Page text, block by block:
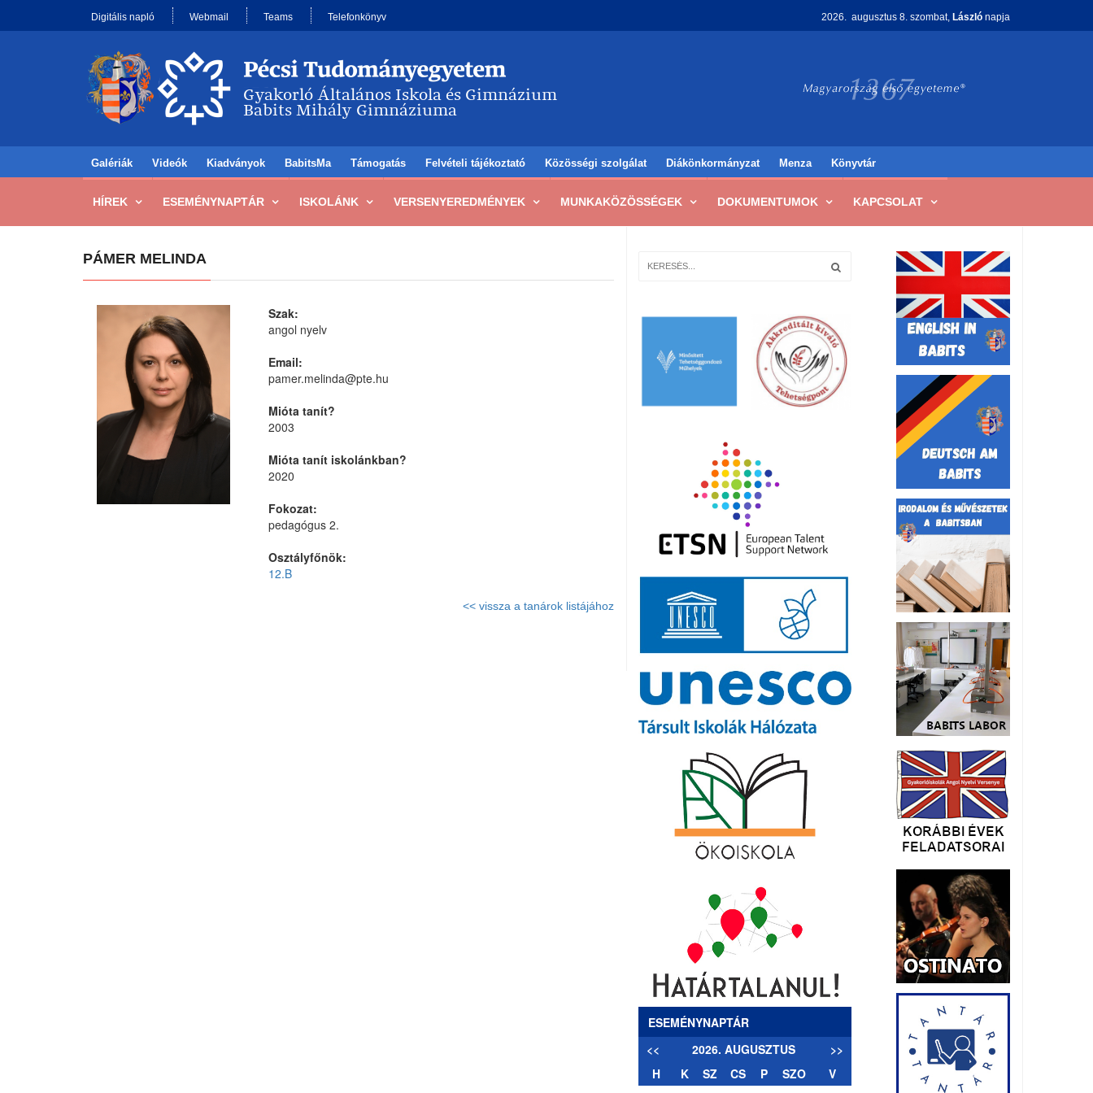
Digitális napló Webmail Teams Telefonkönyv 2026. augusztus 8. szombat, László napja
Galériák Videók Kiadványok BabitsMa Támogatás Felvételi tájékoztató Közösségi szolgálat Diákönkormányzat Menza Könyvtár
HÍREK ESEMÉNYNAPTÁR ISKOLÁNK VERSENYEREDMÉNYEK MUNKAKÖZÖSSÉGEK DOKUMENTUMOK KAPCSOLAT
PÁMER MELINDA
Szak:
angol nyelv
Email:
pamer.melinda@pte.hu
Mióta tanít?
2003
Mióta tanít iskolánkban?
2020
Fokozat:
pedagógus 2.
Osztályfőnök:
12.B
<< vissza a tanárok listájához
ESEMÉNYNAPTÁR
<<
2026. AUGUSZTUS
>>
H
K SZ CS P SZO V